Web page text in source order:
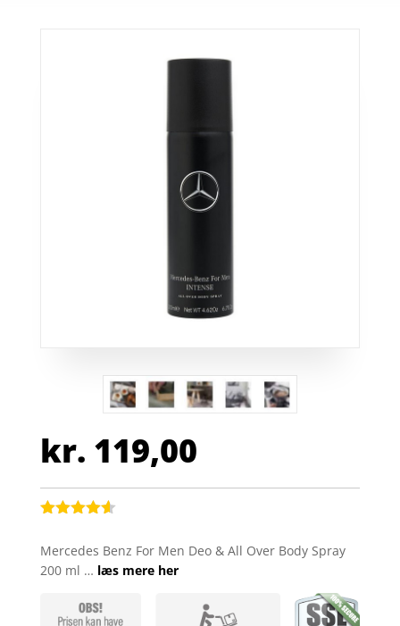
kr. 119,00
ud af 5
baseret
mmelser
Mercedes Benz For Men Deo & All Over Body Spray
200 ml … læs mere her